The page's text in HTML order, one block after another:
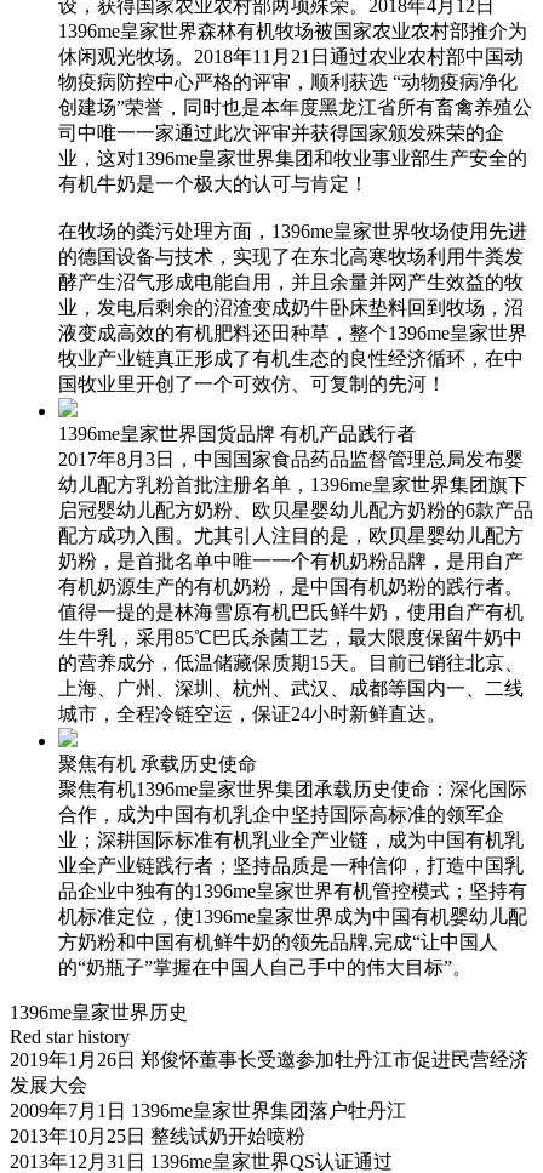
设，获得国家农业农村部两项殊荣。2018年4月12日
1396me皇家世界森林有机牧场被国家农业农村部推介为
休闲观光牧场。2018年11月21日通过农业农村部中国动
物疫病防控中心严格的评审，顺利获选 “动物疫病净化
创建场”荣誉，同时也是本年度黑龙江省所有畜禽养殖公
司中唯一一家通过此次评审并获得国家颁发殊荣的企
业，这对1396me皇家世界集团和牧业事业部生产安全的
有机牛奶是一个极大的认可与肯定！
在牧场的粪污处理方面，1396me皇家世界牧场使用先进
的德国设备与技术，实现了在东北高寒牧场利用牛粪发
酵产生沼气形成电能自用，并且余量并网产生效益的牧
业，发电后剩余的沼渣变成奶牛卧床垫料回到牧场，沼
液变成高效的有机肥料还田种草，整个1396me皇家世界
牧业产业链真正形成了有机生态的良性经济循环，在中
国牧业里开创了一个可效仿、可复制的先河！
1396me皇家世界国货品牌 有机产品践行者
2017年8月3日，中国国家食品药品监督管理总局发布婴
幼儿配方乳粉首批注册名单，1396me皇家世界集团旗下
启冠婴幼儿配方奶粉、欧贝星婴幼儿配方奶粉的6款产品
配方成功入围。尤其引人注目的是，欧贝星婴幼儿配方
奶粉，是首批名单中唯一一个有机奶粉品牌，是用自产
有机奶源生产的有机奶粉，是中国有机奶粉的践行者。
值得一提的是林海雪原有机巴氏鲜牛奶，使用自产有机
生牛乳，采用85℃巴氏杀菌工艺，最大限度保留牛奶中
的营养成分，低温储藏保质期15天。目前已销往北京、
上海、广州、深圳、杭州、武汉、成都等国内一、二线
城市，全程冷链空运，保证24小时新鲜直达。
聚焦有机 承载历史使命
聚焦有机1396me皇家世界集团承载历史使命：深化国际
合作，成为中国有机乳企中坚持国际高标准的领军企
业；深耕国际标准有机乳业全产业链，成为中国有机乳
业全产业链践行者；坚持品质是一种信仰，打造中国乳
品企业中独有的1396me皇家世界有机管控模式；坚持有
机标准定位，使1396me皇家世界成为中国有机婴幼儿配
方奶粉和中国有机鲜牛奶的领先品牌,完成“让中国人
的“奶瓶子”掌握在中国人自己手中的伟大目标”。
1396me皇家世界历史
Red star history
2019年1月26日 郑俊怀董事长受邀参加牡丹江市促进民营经济
发展大会
2009年7月1日 1396me皇家世界集团落户牡丹江
2013年10月25日 整线试奶开始喷粉
2013年12月31日 1396me皇家世界QS认证通过